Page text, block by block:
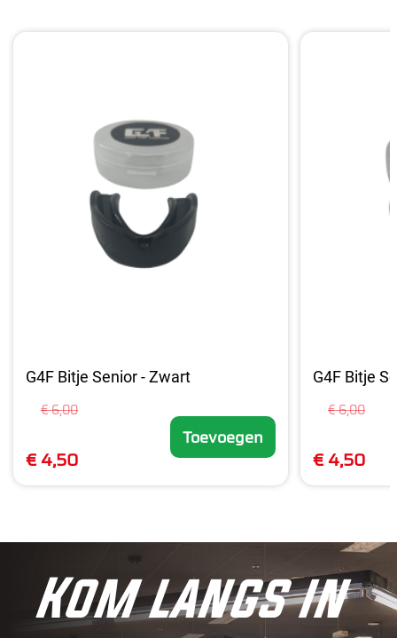
G4F Bitje Senior - Zwart
€ 6,00
€ 4,50
Toevoegen
G4F Bitje
€ 6,00
€ 4,50
Kom langs in